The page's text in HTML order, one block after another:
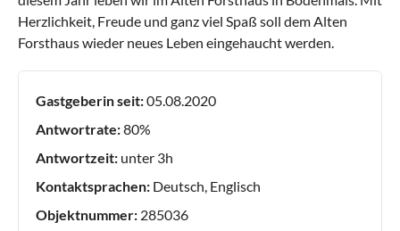
Herzlichkeit, Freude und ganz viel Spaß soll dem Alten
Forsthaus wieder neues Leben eingehaucht werden.
Gastgeberin seit:05.08.2020
Antwortrate:80%
Antwortzeit: unter 3h
Kontaktsprachen: Deutsch, Englisch
Objektnummer: 285036